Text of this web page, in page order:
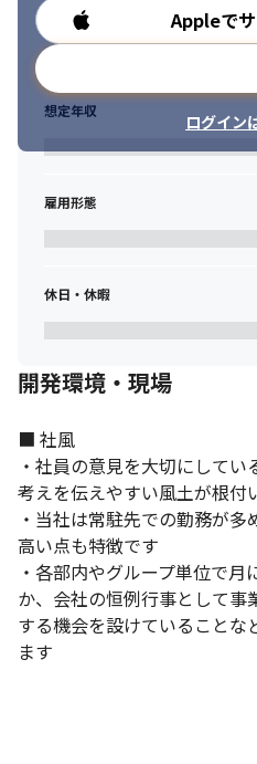
Appleで
ログイン
勤務時間
想定年収
雇用形態
休日・休暇
開発環境・現場
■ 社風
・社員の意見を大切にして
考えを伝えやすい風土が根付
・当社は常駐先での勤務が
高い点も特徴です
・各部内やグループ単位で
か、会社の恒例行事として
する機会を設けていることな
ます